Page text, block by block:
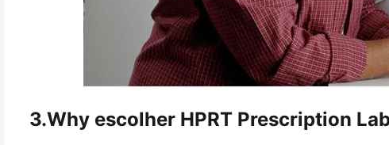
3.Why escolher HPRT Prescription